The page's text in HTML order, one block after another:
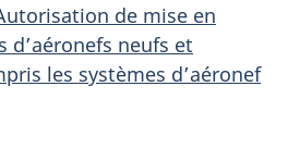
de mise en
d’aéronefs neufs et
les systèmes d’aéronef